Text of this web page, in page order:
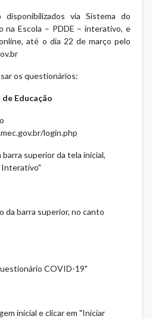
via Sistema do
na Escola – PDDE – interativo, e
até o dia 22 de março pelo
os questionários:
Educação
login.php
superior da tela inicial,
Interativo"
da barra superior, no canto
COVID-19"
inicial e clicar em "Iniciar